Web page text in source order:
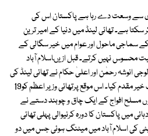
سے وسعت دے رہا ہے پاکستان اس کی
ہے۔ تھائی لینڈ میں دنیا کے امیر ترین
سماجی ماحول اور عوام میں خیر سگالی کے
نہیں کرتے۔ قبل ازیںاسلام آباد
انوشہ رحمٰن اور اعلیٰ حکام نے تھائی لینڈ کی
وزیر اعظم ینگ لک شیناوترا کا پرتپاک خیر مقدم کیا۔ اس موقع پرتھائی وزیر اعظم کو19
مسلح افواج کے ایک چاق و چوبند دستے نے
میں پاکستان کا دورہ کرنیوالی پہلی تھائی
کی اسلام آباد میں میٹنگ ہوئی جس میں دو